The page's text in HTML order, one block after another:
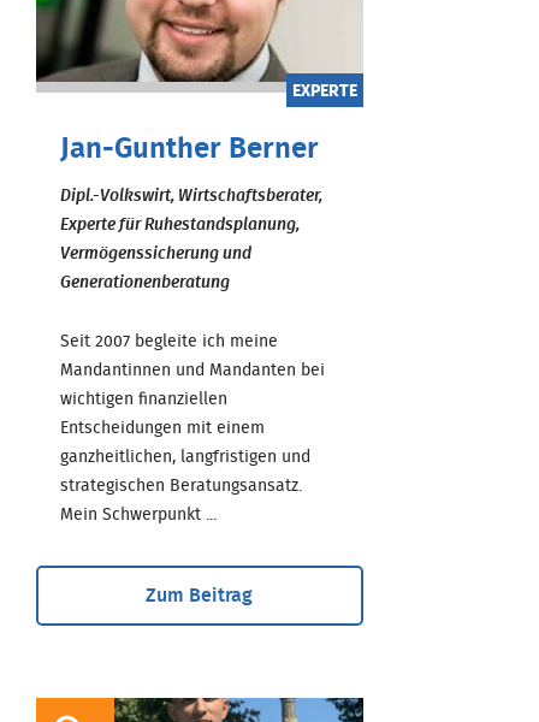
EXPERTE
Jan-Gunther Berner
Dipl.-Volkswirt, Wirtschaftsberater,
Experte für Ruhestandsplanung,
Vermögenssicherung und
Generationenberatung
Seit 2007 begleite ich meine
Mandantinnen und Mandanten bei
wichtigen finanziellen
Entscheidungen mit einem
ganzheitlichen, langfristigen und
strategischen Beratungsansatz.
Mein Schwerpunkt ...
Zum Beitrag